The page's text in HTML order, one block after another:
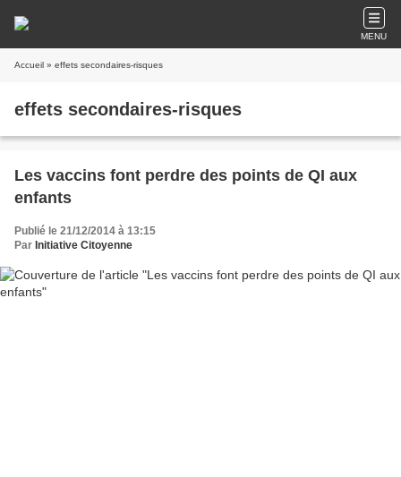
MENU
Accueil » effets secondaires-risques
effets secondaires-risques
Les vaccins font perdre des points de QI aux
enfants
Publié le 21/12/2014 à 13:15
Par Initiative Citoyenne